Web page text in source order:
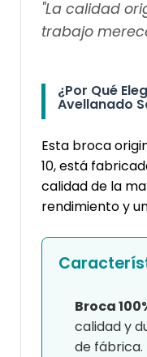
"La calidad
trabajo
¿Por Qué
Avellanado
Esta broca
10, está
calidad de la
rendimiento y
Broca
calidad y
de fábrica.